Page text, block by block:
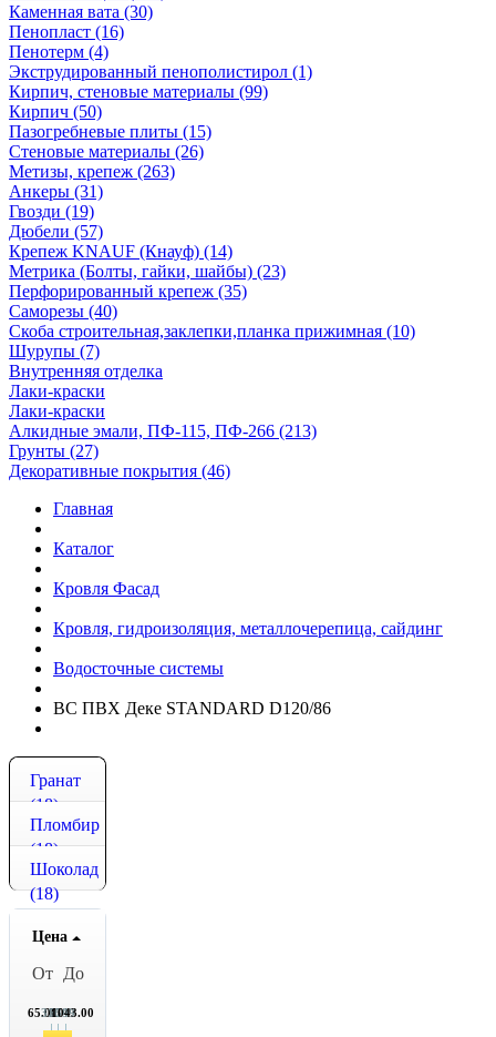
Каменная вата (30)
Пенопласт (16)
Пенотерм (4)
Экструдированный пенополистирол (1)
Кирпич, стеновые материалы (99)
Кирпич (50)
Пазогребневые плиты (15)
Стеновые материалы (26)
Метизы, крепеж (263)
Анкеры (31)
Гвозди (19)
Дюбели (57)
Крепеж KNAUF (Кнауф) (14)
Метрика (Болты, гайки, шайбы) (23)
Перфорированный крепеж (35)
Саморезы (40)
Скоба строительная,заклепки,планка прижимная (10)
Шурупы (7)
Внутренняя отделка
Лаки-краски
Лаки-краски
Алкидные эмали, ПФ-115, ПФ-266 (213)
Грунты (27)
Декоративные покрытия (46)
Главная
Каталог
Кровля Фасад
Кровля, гидроизоляция, металлочерепица, сайдинг
Водосточные системы
ВС ПВХ Деке STANDARD D120/86
Гранат
(18)
Пломбир
(18)
Шоколад
(18)
Цена
От До
65.00
310
554
799
1043.00